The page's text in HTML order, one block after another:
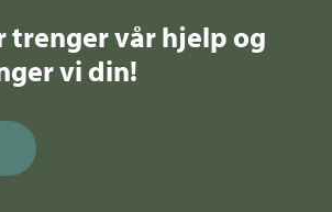
trenger vår hjelp og
vi din!